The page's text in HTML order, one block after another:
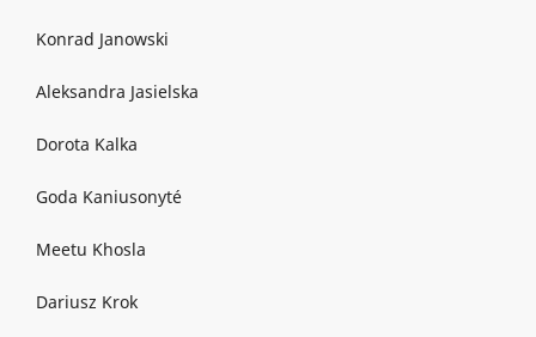
Konrad Janowski
Aleksandra Jasielska
Dorota Kalka
Goda Kaniusonyté
Meetu Khosla
Dariusz Krok